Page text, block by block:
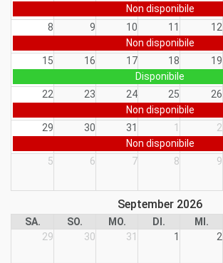
Non disponibile
8
9 10 11 12
Non disponibile
15
16 17 18 19
Disponibile
22
23 24 25 26
Non disponibile
29
30 31 1 2
Non disponibile
5
6 7 8 9
September 2026
SA. SO. MO. DI. MI.
29
30 31 1 2